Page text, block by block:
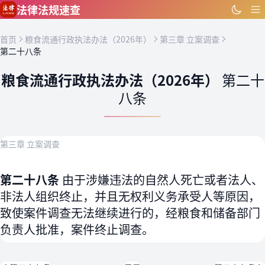
跳到主要内容
法律法规速查
首页 粮食流通行政执法办法（2026年）
第三章 立案调查
第二十八条
粮食流通行政执法办法（2026年） 第二十
八条
第三章 立案调查
第二十八条 由于涉嫌违法的自然人死亡或者法人、
非法人组织终止，并且无权利义务承受人等原因，
致使案件调查无法继续进行的，经粮食和储备部门
负责人批准，案件终止调查。